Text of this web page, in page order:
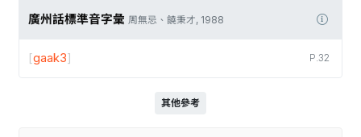
廣州話標準音字彙 周無忌、饒秉才, 1988
P.32
[gaak3]
其他參考